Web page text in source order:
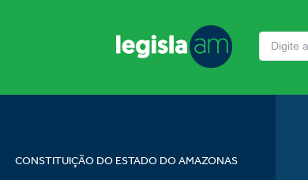
CONSTITUIÇÃO DO ESTADO DO AMAZONAS